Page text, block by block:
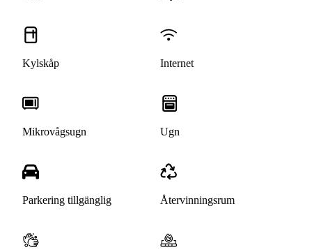
Kylskåp Internet
Mikrovågsugn Ugn
Parkering tillgänglig Återvinningsrum